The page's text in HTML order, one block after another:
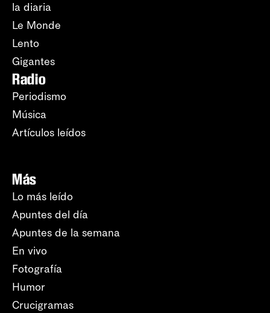
la diaria
Le Monde
Lento
Gigantes
Radio
Periodismo
Música
Artículos leídos
Más
Lo más leído
Apuntes del día
Apuntes de la semana
En vivo
Fotografía
Humor
Crucigramas